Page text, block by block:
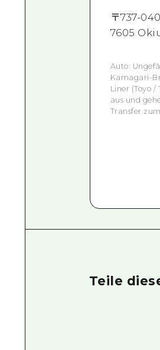
〒737-
7605
Auto:
Kamagari-
Liner (Toyo
aus und
Transfer
Teile